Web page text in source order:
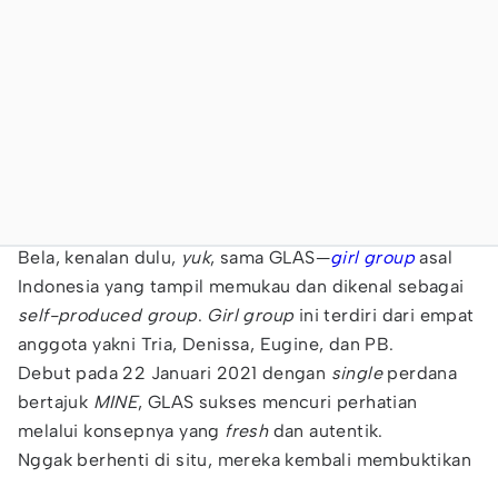
Bela, kenalan dulu, yuk, sama GLAS—girl groupasal
Indonesia yang tampil memukau dan dikenal sebagai
self-produced group. Girl group ini terdiri dari empat
anggota yakni Tria, Denissa, Eugine, dan PB.
Debut pada 22 Januari 2021 dengan single perdana
bertajuk MINE, GLAS sukses mencuri perhatian
melalui konsepnya yang fresh dan autentik.
Nggak berhenti di situ, mereka kembali membuktikan